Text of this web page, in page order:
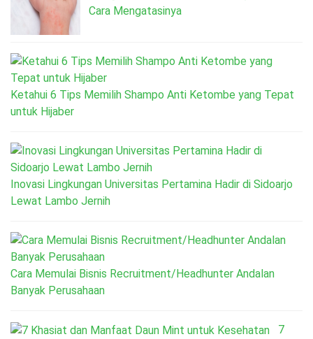
Cara Mengatasinya
Ketahui 6 Tips Memilih Shampo Anti Ketombe yang Tepat
untuk Hijaber
Inovasi Lingkungan Universitas Pertamina Hadir di Sidoarjo
Lewat Lambo Jernih
Cara Memulai Bisnis Recruitment/Headhunter Andalan
Banyak Perusahaan
7